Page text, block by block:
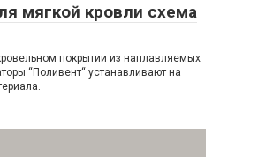
мягкой кровли схема
покрытии из наплавляемых
“Поливент“ устанавливают на